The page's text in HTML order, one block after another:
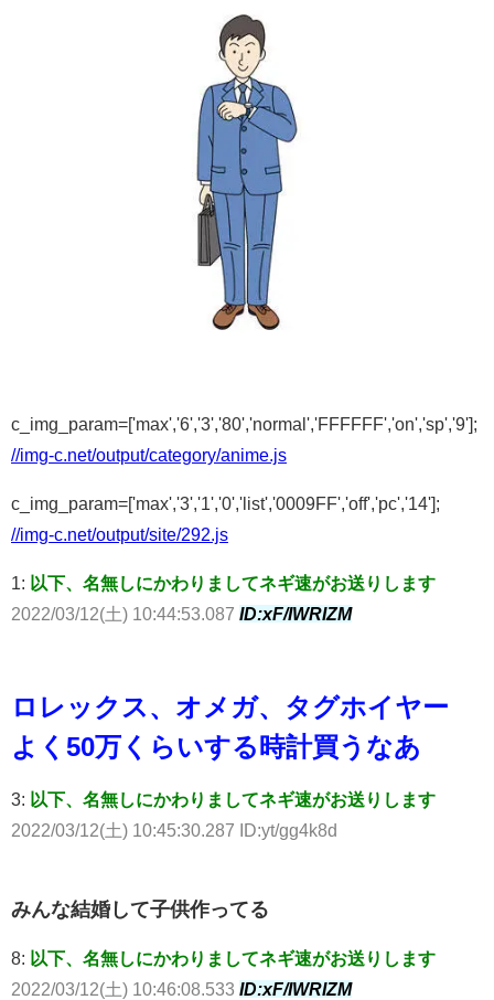
c_img_param=['max','6','3','80','normal','FFFFFF','on','sp','9'];
//img-c.net/output/category/anime.js
c_img_param=['max','3','1','0','list','0009FF','off','pc','14'];
//img-c.net/output/site/292.js
1: 以下、名無しにかわりましてネギ速がお送りします
2022/03/12(土) 10:44:53.087 ID:xF/IWRIZM
ロレックス、オメガ、タグホイヤー
よく50万くらいする時計買うなあ
3: 以下、名無しにかわりましてネギ速がお送りします
2022/03/12(土) 10:45:30.287 ID:yt/gg4k8d
みんな結婚して子供作ってる
8: 以下、名無しにかわりましてネギ速がお送りします
2022/03/12(土) 10:46:08.533 ID:xF/IWRIZM